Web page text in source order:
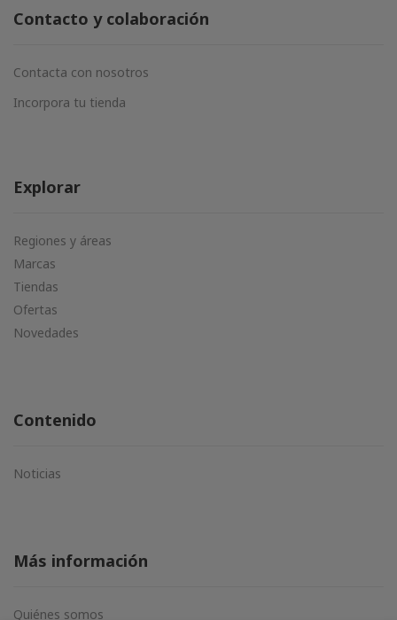
Contacto y colaboración
Contacta con nosotros
Incorpora tu tienda
Explorar
Regiones y áreas
Marcas
Tiendas
Ofertas
Novedades
Contenido
Noticias
Más información
Quiénes somos